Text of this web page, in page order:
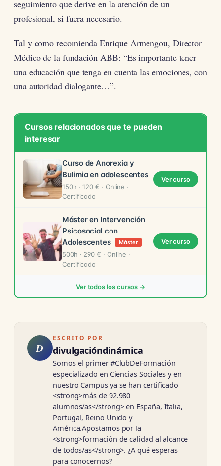
seguimiento que derive en la atención de un
profesional, si fuera necesario.
Tal y como recomienda Enrique Armengou, Director
Médico de la fundación ABB: “Es importante tener
una educación que tenga en cuenta las emociones, con
una autoridad dialogante…”.
Cursos relacionados que te pueden
interesar
Curso de Anorexia y
Bulimia en adolescentes
150h · 120 € · Online ·
Certificado
Ver curso
Máster en Intervención
Psicosocial con
Adolescentes
Máster
500h · 290 € · Online ·
Certificado
Ver curso
Ver todos los cursos →
D
ESCRITO POR
divulgacióndinámica
Somos el primer #ClubDeFormación
especializado en Ciencias Sociales y en
nuestro Campus ya se han certificado
<strong>más de 92.980
alumnos/as</strong> en España, Italia,
Portugal, Reino Unido y
América.Apostamos por la
<strong>formación de calidad al alcance
de todos/as</strong>. ¿A qué esperas
para conocernos?